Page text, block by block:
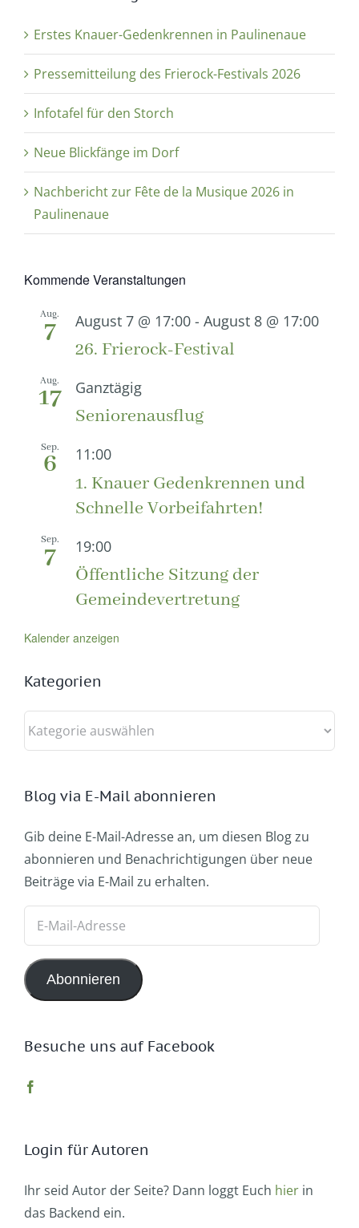
Erstes Knauer-Gedenkrennen in Paulinenaue
Pressemitteilung des Frierock-Festivals 2026
Infotafel für den Storch
Neue Blickfänge im Dorf
Nachbericht zur Fête de la Musique 2026 in
Paulinenaue
Kommende Veranstaltungen
Aug.
7 August 7 @ 17:00 - August 8 @ 17:00
26. Frierock-Festival
Aug.
17 Ganztägig
Seniorenausflug
Sep.
6 11:00
1. Knauer Gedenkrennen und
Schnelle Vorbeifahrten!
Sep.
7 19:00
Öffentliche Sitzung der
Gemeindevertretung
Kalender anzeigen
Kategorien
Kategorien
Blog via E-Mail abonnieren
Gib deine E-Mail-Adresse an, um diesen Blog zu
abonnieren und Benachrichtigungen über neue
Beiträge via E-Mail zu erhalten.
Adresse
Abonnieren
Besuche uns auf Facebook
Login für Autoren
Ihr seid Autor der Seite? Dann loggt Euch hier in
das Backend ein.